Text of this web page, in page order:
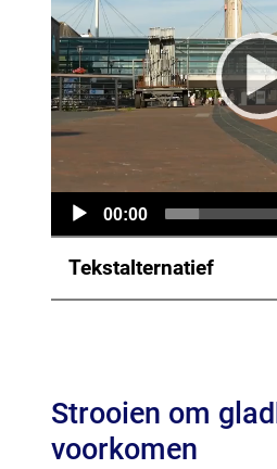
Huidige
tijd
00:00
Tekstalternatief
Strooien om
voorkomen